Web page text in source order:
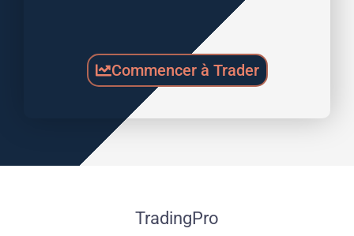
Commencer à Trader
TradingPro